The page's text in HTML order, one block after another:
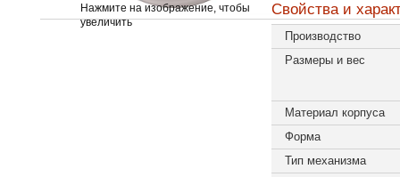
Нажмите на изображение, чтобы
увеличить
Свойства и
Производство
Размеры и вес
Материал корпуса
Форма
Тип механизма